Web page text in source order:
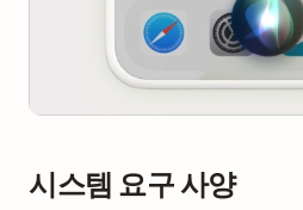
시스템 요구 사양